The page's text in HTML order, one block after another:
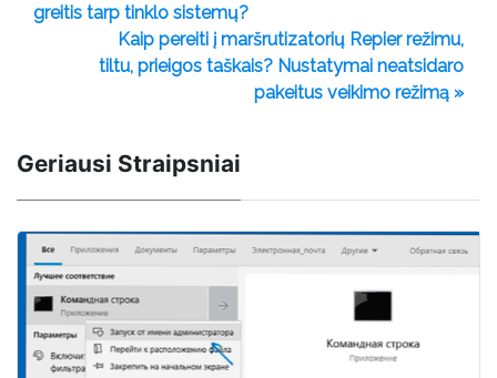
greitis tarp tinklo sistemų?
Kaip pereiti į maršrutizatorių Repier režimu,
tiltu, prieigos taškais? Nustatymai neatsidaro
pakeitus veikimo režimą »
Geriausi Straipsniai